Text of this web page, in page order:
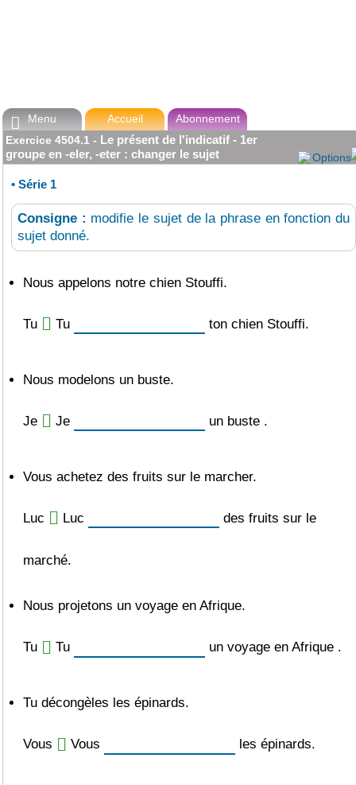
 Menu Accueil
Abonnement
Exercice 4504.1 - Le présent de l'indicatif - 1er
groupe en -eler, -eter : changer le sujet
Options
• Série 1
Consigne : modifie le sujet de la phrase en fonction du
sujet donné.
Nous appelons notre chien Stouffi.
Tu Tu ton chien Stouffi.
Nous modelons un buste.
Je Je un buste .
Vous achetez des fruits sur le marcher.
Luc Luc des fruits sur le
marché.
Nous projetons un voyage en Afrique.
Tu Tu un voyage en Afrique .
Tu décongèles les épinards.
Vous Vous les épinards.